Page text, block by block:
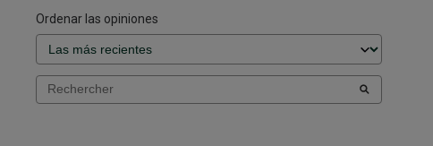
Ordenar las opiniones